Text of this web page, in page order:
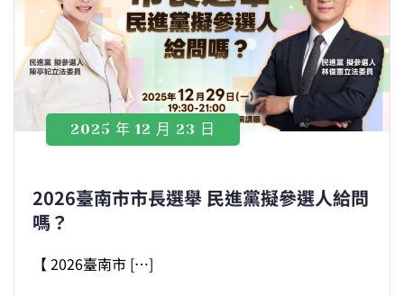
2025 年 12 月 23 日
2026臺南市市長選舉 民進黨擬參選人給問
嗎？
【 2026臺南市 […]